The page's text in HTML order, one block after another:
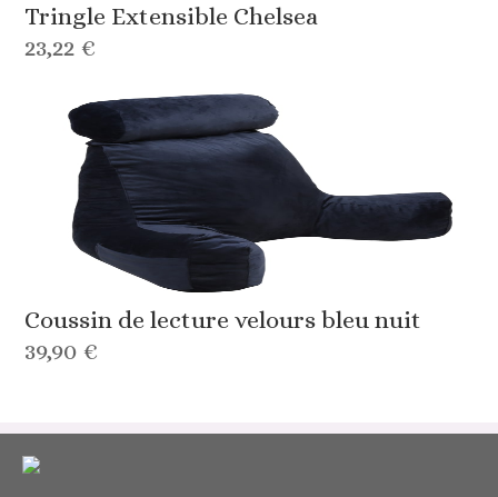
Tringle Extensible Chelsea
23,22 €
Coussin de lecture velours bleu nuit
39,90 €